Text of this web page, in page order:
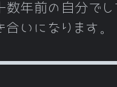
数年前の自分で
いになります。